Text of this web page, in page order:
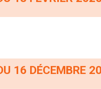
16 DÉCEMBRE